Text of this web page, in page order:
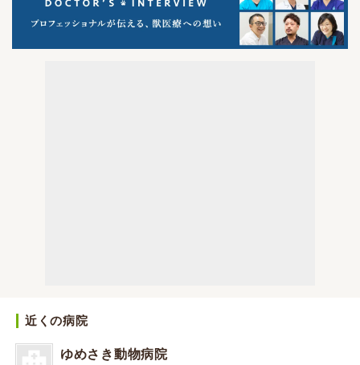
近くの病院
ゆめさき動物病院